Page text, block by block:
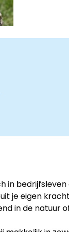
in
je eigen
in de natuur